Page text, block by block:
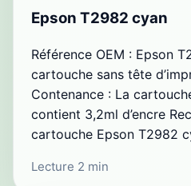
Epson T2982 cyan
Référence OEM : Epson
cartouche sans tête
Contenance : La
contient 3,2ml d’encre
cartouche Epson T2982
Lecture 2 min